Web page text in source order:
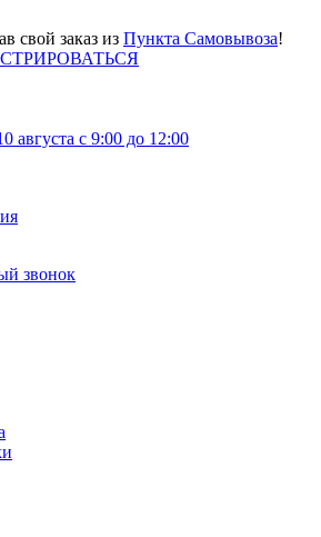
свой заказ из Пункта Самовывоза!
августа с 9:00 до 12:00
звонок